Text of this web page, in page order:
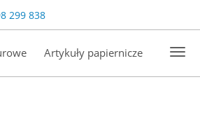
299 838
Artykuły papiernicze